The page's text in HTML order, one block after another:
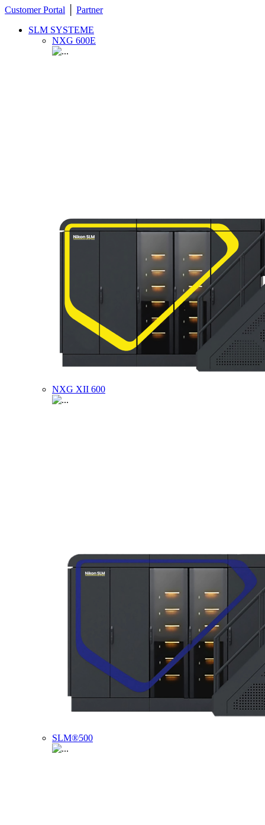
Customer Portal
Partner
SLM SYSTEME
NXG 600E
NXG XII 600
SLM®500